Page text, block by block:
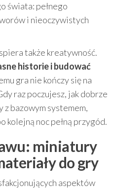
świata: pełnego
i nieoczywistych
także kreatywność.
historie i budować
gra nie kończy się na
raz poczujesz, jak dobrze
bazowym systemem,
kolejną noc pełną przygód.
miniatury
do gry
aspektów